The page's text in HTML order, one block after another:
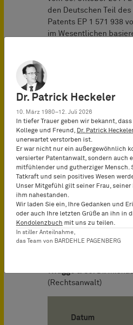
den Deutschen Teil
Patents EP 1 571 938
im Wesentlichen
Vertreter adidas AG:
BARDEHLE
Dr. Hans Wegner
Partner),
Dr. Christian Haupt
Partner),
Dr. Tilman Müller-Stoy
Partner)
Vertreter Nike
Prinz und Partner: Dr.
Pfleiderer, Jürgen
(Rechtsanwalt)
Datum
Dr. Patrick Heckeler
10. März 1980–12. Juli 2026
In tiefer Trauer geben wir bekannt,
Kollege und Freund,
Dr. Patrick Heckeler
unerwartet verstorben ist.
Er war nicht nur ein außergewöhnlich
versierter Patentanwalt, sondern auch
mitfühlender und gutherziger Mensch.
Tatkraft und sein positives Wesen
Unser Mitgefühl gilt seiner Frau,
ihm nahestanden.
Wir laden Sie ein, Ihre Gedanken und
oder auch Ihre letzten Grüße an ihn in
Kondolenzbuch mit uns zu teilen.
In stiller Anteilnahme,
das Team von BARDEHLE PAGENBERG